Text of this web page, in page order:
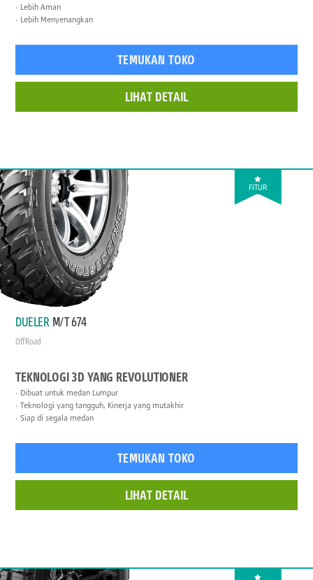
Lebih Aman
Lebih Menyenangkan
TEMUKAN TOKO
LIHAT DETAIL
FITUR
DUELER M/T 674
Off Road
TEKNOLOGI 3D YANG REVOLUTIONER
Dibuat untuk medan Lumpur
Teknologi yang tangguh, Kinerja yang mutakhir
Siap di segala medan
TEMUKAN TOKO
LIHAT DETAIL